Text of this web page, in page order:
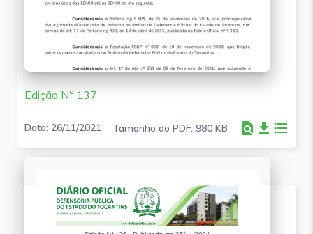
Edição Nº 137
Data: 26/11/2021 Tamanho do PDF: 980 KB find_in_page file_download format_list_bulleted